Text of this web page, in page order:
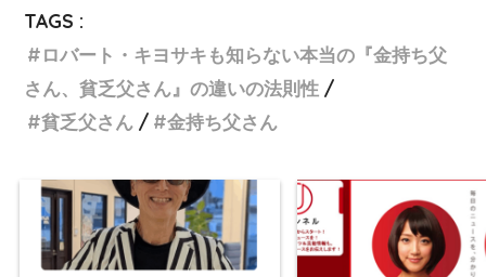
TAGS :
ロバート・キヨサキも知らない本当の『金持ち父
さん、貧乏父さん』の違いの法則性
貧乏父さん
金持ち父さん